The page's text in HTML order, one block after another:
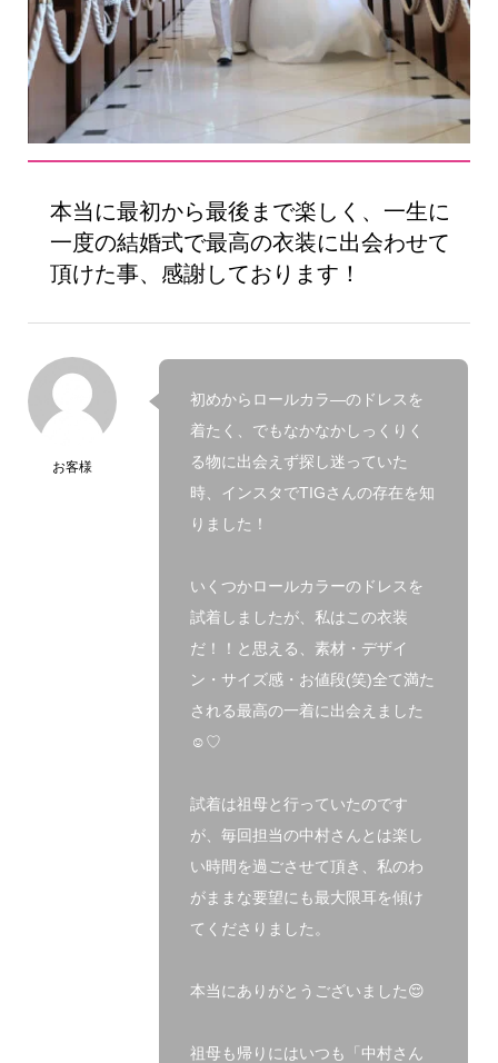
本当に最初から最後まで楽しく、一生に
一度の結婚式で最高の衣装に出会わせて
頂けた事、感謝しております！
お客様
初めからロールカラ―のドレスを
着たく、でもなかなかしっくりく
る物に出会えず探し迷っていた
時、インスタでTIGさんの存在を知
りました！
いくつかロールカラーのドレスを
試着しましたが、私はこの衣装
だ！！と思える、素材・デザイ
ン・サイズ感・お値段(笑)全て満た
される最高の一着に出会えました
☺♡
試着は祖母と行っていたのです
が、毎回担当の中村さんとは楽し
い時間を過ごさせて頂き、私のわ
がままな要望にも最大限耳を傾け
てくださりました。
本当にありがとうございました😌
祖母も帰りにはいつも「中村さん